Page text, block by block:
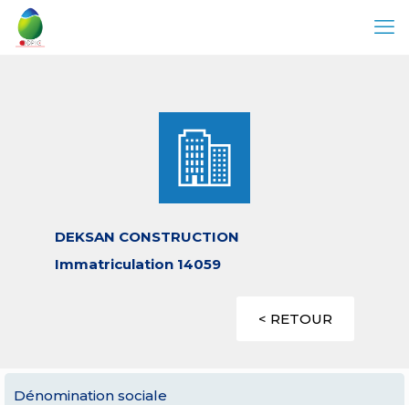
DEKSAN CONSTRUCTION
Immatriculation 14059
< RETOUR
Dénomination sociale